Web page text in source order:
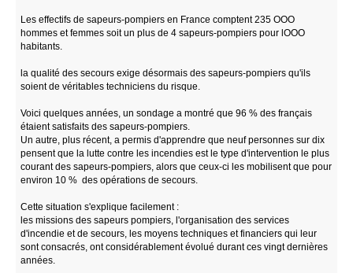
Les effectifs de sapeurs-pompiers en France comptent 235 OOO
hommes et femmes soit un plus de 4 sapeurs-pompiers pour lOOO
habitants.
la qualité des secours exige désormais des sapeurs-pompiers qu'ils
soient de véritables techniciens du risque.
Voici quelques années, un sondage a montré que 96 % des français
étaient satisfaits des sapeurs-pompiers.
Un autre, plus récent, a permis d'apprendre que neuf personnes sur dix
pensent que la lutte contre les incendies est le type d'intervention le plus
courant des sapeurs-pompiers, alors que ceux-ci les mobilisent que pour
environ 10 % des opérations de secours.
Cette situation s'explique facilement :
les missions des sapeurs pompiers, l'organisation des services
d'incendie et de secours, les moyens techniques et financiers qui leur
sont consacrés, ont considérablement évolué durant ces vingt dernières
années.